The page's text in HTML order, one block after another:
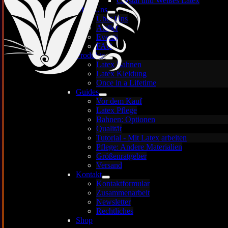
Über Uns
Über Uns
Atelier
Events
FAQ
Produkte
Latex Bahnen
Latex Kleidung
Once in a Lifetime
Guides
Vor dem Kauf
Latex Pflege
Bahnen: Optionen
Qualität
Tutorial - Mit Latex arbeiten
Pflege: Andere Materialien
Größenratgeber
Versand
Kontakt
Kontaktformular
Zusammenarbeit
Newsletter
Rechtliches
Shop
Fashion Show auf der